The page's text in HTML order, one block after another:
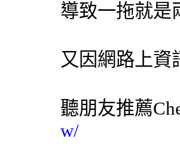
導致一拖就是
又因網路上資
聽朋友推薦
w/